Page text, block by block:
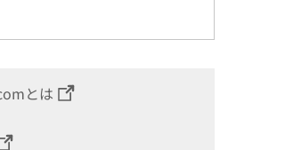
とは